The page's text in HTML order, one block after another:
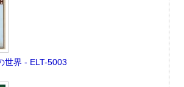
世界 - ELT-5003